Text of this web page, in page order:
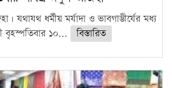
ধর্মীয় মর্যাদা ও ভাবগাম্ভীর্যের মধ্য
বৃহস্পতিবার ১০...
বিস্তারিত